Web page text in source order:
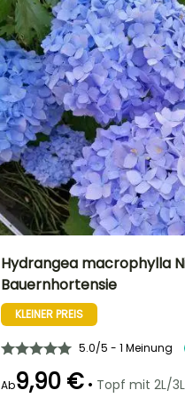
1.20 m
Hydrangea macrophylla
Bauernhortensie
KLEINER PREIS
5.0/5 - 1 Meinung
Ab9,90 € • Topf mit 2L/3L